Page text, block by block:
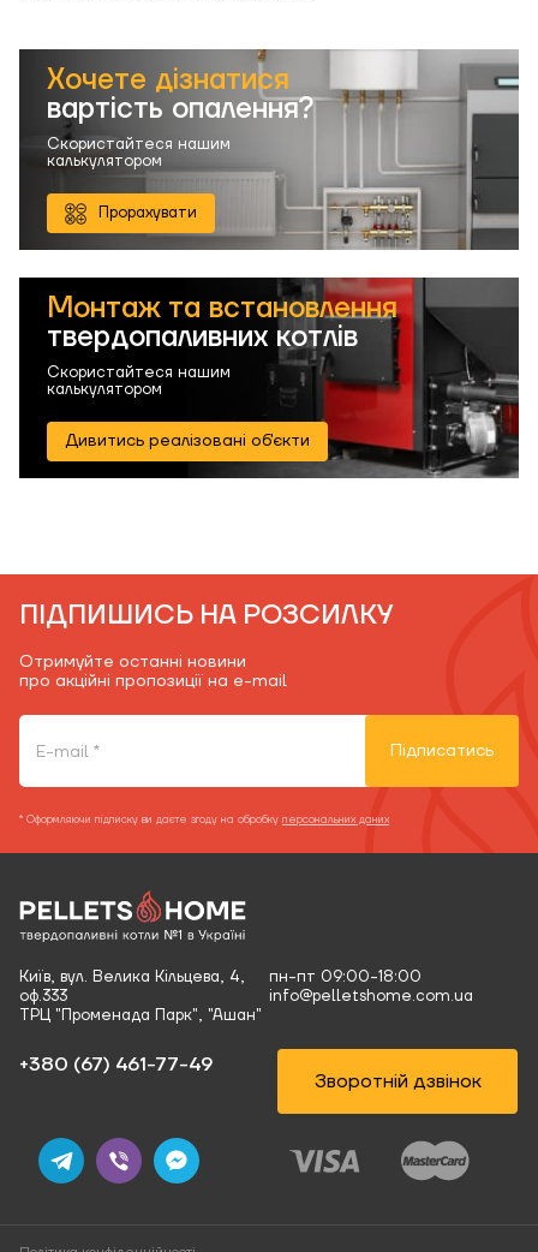
Хочете дізнатися
вартість опалення?
Скористайтеся нашим
калькулятором
Прорахувати
Монтаж та встановлення
твердопаливних котлів
Скористайтеся нашим
калькулятором
Дивитись реалізовані об'єкти
ПІДПИШИСЬ НА РОЗСИЛКУ
Отримуйте останні новини
про акційні пропозиції на e-mail
Підписатись
* Оформляючи підписку ви даєте згоду на обробку персональних даних
Необхідна
потужність, кВт
Київ, вул. Велика Кільцева, 4,
оф.333
ТРЦ "Променада Парк", "Ашан"
пн-пт 09:00-18:00
info@pelletshome.com.ua
+380 (67) 461-77-49‬
Зворотній дзвінок